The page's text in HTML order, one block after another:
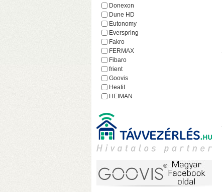
Donexon
Dune HD
Eutonomy
Everspring
Fakro
FERMAX
Fibaro
frient
Goovis
Heatit
HEIMAN
iEAST
Imperial
Incipio
Lejátszó.hu
Lince
Mean Well
MOHAnet
Nabu Casa